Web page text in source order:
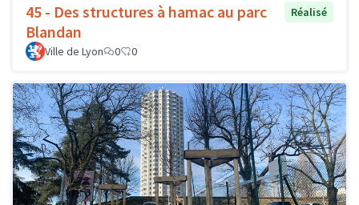
45 - Des structures à hamac au parc
Blandan
Réalisé
Ville de Lyon 0 0